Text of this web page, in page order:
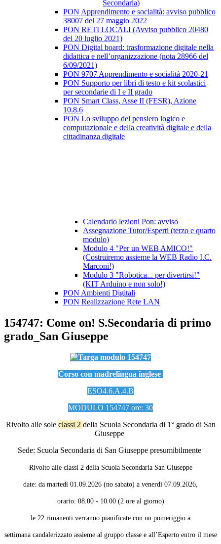
Secondaria)
PON Apprendimento e socialità: avviso pubblico
38007 del 27 maggio 2022
PON RETI LOCALI (Avviso pubblico 20480
del 20 luglio 2021)
PON Digital board: trasformazione digitale nella
didattica e nell’organizzazione (nota 28966 del
6/09/2021)
PON 9707 Apprendimento e socialità 2020-21
PON Supporto per libri di testo e kit scolastici
per secondarie di I e II grado
PON Smart Class, Asse II (FESR), Azione
10.8.6
PON Lo sviluppo del pensiero logico e
computazionale e della creatività digitale e della
cittadinanza digitale
Calendario lezioni Pon: avviso
Assegnazione Tutor/Esperti (terzo e quarto
modulo)
Modulo 4 "Per un WEB AMICO!"
(Costruiremo assieme la WEB Radio I.C.
Marconi!)
Modulo 3 "Robotica... per divertirsi!"
(KIT Arduino e non solo!)
PON Ambienti Digitali
PON Realizzazione Rete LAN
154747: Come on! S.Secondaria di primo
grado_San Giuseppe
Corso con madrelingua inglese
ESO4.6.A.4.B
MODULO 154747 ore: 30
Rivolto alle sole classi 2 della Scuola Secondaria di 1° grado di San
Giuseppe
Sede: Scuola Secondaria di San Giuseppe presumibilmente
Rivolto alle classi 2 della Scuola Secondaria San Giuseppe
date: da martedì 01.09.2026 (no sabato) a venerdì 07.09.2026,
orario: 08.00 - 10.00 (2 ore al giorno)
le 22 rimanenti verranno pianificate con un pomeriggio a
settimana candalerizzato assieme al gruppo classe e all’Esperto entro il mese